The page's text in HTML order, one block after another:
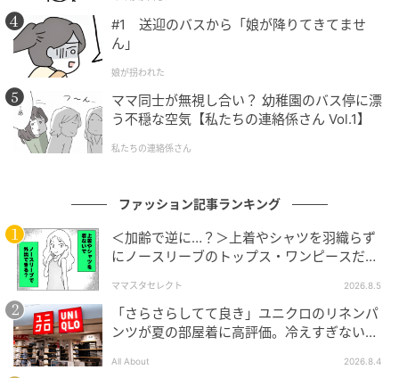
#1 送迎のバスから「娘が降りてきてませ
ん」
娘が拐われた
ママ同士が無視し合い？ 幼稚園のバス停に漂
う不穏な空気【私たちの連絡係さん Vol.1】
私たちの連絡係さん
ファッション記事ランキング
＜加齢で逆に…？＞上着やシャツを羽織らず
にノースリーブのトップス・ワンピースだけ
ママスタセレクト 2026.8.5
「さらさらしてて良き」ユニクロのリネンパ
ンツが夏の部屋着に高評価。冷えすぎない肌
All About 2026.8.4